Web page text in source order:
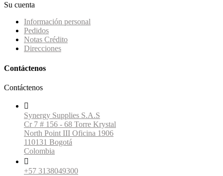
Su cuenta
Información personal
Pedidos
Notas Crédito
Direcciones
Contáctenos
Contáctenos

Synergy Supplies S.A.S
Cr 7 # 156 - 68 Torre Krystal
North Point III Oficina 1906
110131 Bogotá
Colombia

+57 3138049300